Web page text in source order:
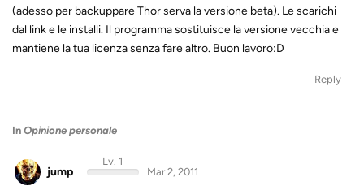
(adesso per backuppare Thor serva la versione beta). Le scarichi
dal link e le installi. Il programma sostituisce la versione vecchia e
mantiene la tua licenza senza fare altro. Buon lavoro:D
Reply
In Opinione personale
jump
Lv. 1
Mar 2, 2011